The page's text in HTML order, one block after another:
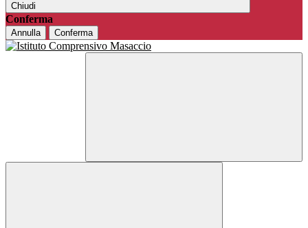
Chiudi
Conferma
Annulla Conferma